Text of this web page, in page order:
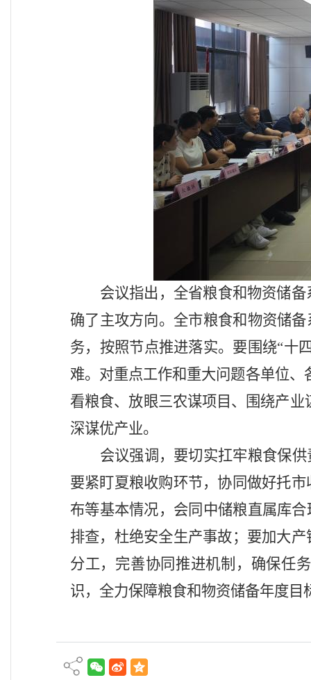
会议指出， 全省粮食和物资储
确了主攻方向。全市粮食和物资储备
务， 按照节点推进落实。 要围绕“十
难。对重点工作和重大问题各单位、
看粮食、放眼三农谋项目、围绕产业
深谋优产业。
会议强调，要切实扛牢粮食保供
要紧盯夏粮收购环节，协同做好托市
布等基本情况，会同中储粮直属库合
排查， 杜绝安全生产事故； 要加大产
分工，完善协同推进机制，确保任
识， 全力保障粮食和物资储备年度 目